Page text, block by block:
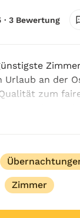
· 3 Bewertung
Urlaub an der
zum
und
Zimmer